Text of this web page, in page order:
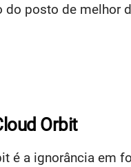
do posto de melhor
Orbit
é a ignorância em